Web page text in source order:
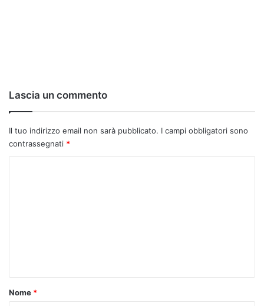
Lascia un commento
Il tuo indirizzo email non sarà pubblicato. I campi obbligatori sono
contrassegnati *
o
Nome *